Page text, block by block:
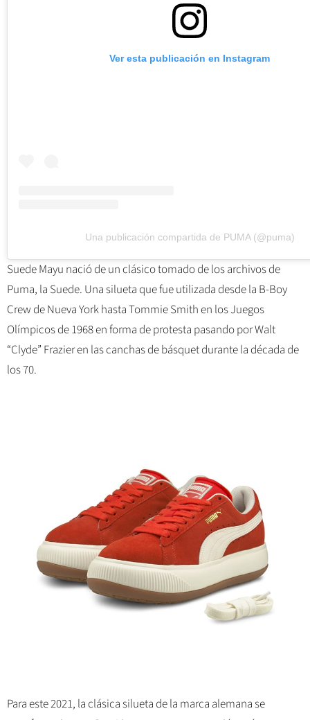
Ver esta publicación en Instagram
Una publicación compartida de PUMA (@puma)
Suede Mayu nació de un clásico tomado de los archivos de
Puma, la Suede. Una silueta que fue utilizada desde la B-Boy
Crew de Nueva York hasta Tommie Smith en los Juegos
Olímpicos de 1968 en forma de protesta pasando por Walt
“Clyde” Frazier en las canchas de básquet durante la década de
los 70.
Para este 2021, la clásica silueta de la marca alemana se